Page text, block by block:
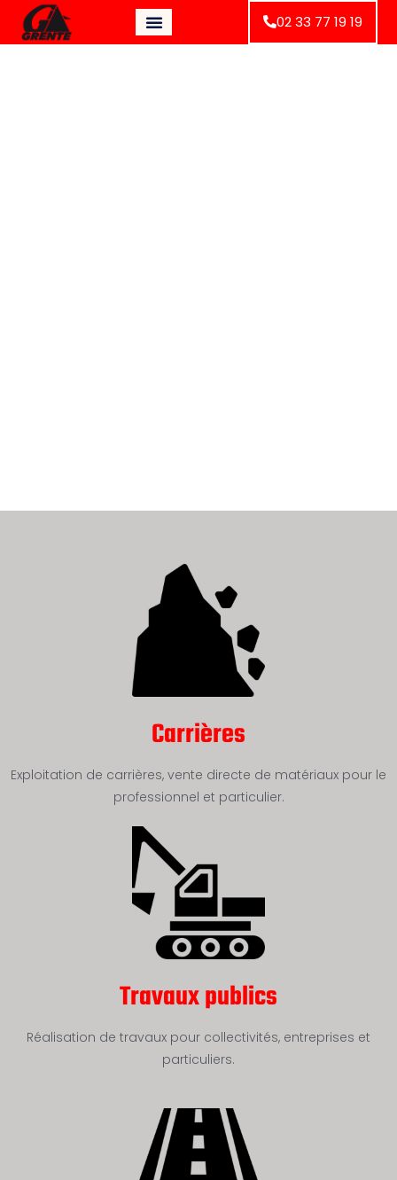
02 33 77 19 19
Carrières
Exploitation de carrières, vente directe de matériaux pour le
professionnel et particulier.
Travaux publics
Réalisation de travaux pour collectivités, entreprises et
particuliers.